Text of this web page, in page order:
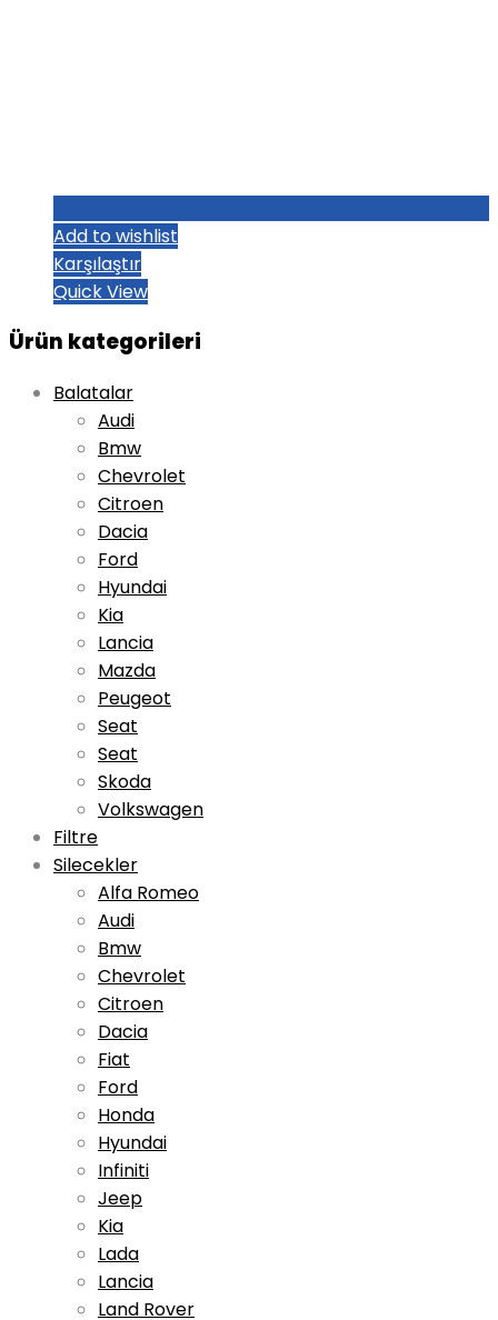
Add to wishlist
Karşılaştır
Quick View
Ürün kategorileri
Balatalar
Audi
Bmw
Chevrolet
Citroen
Dacia
Ford
Hyundai
Kia
Lancia
Mazda
Peugeot
Seat
Seat
Skoda
Volkswagen
Filtre
Silecekler
Alfa Romeo
Audi
Bmw
Chevrolet
Citroen
Dacia
Fiat
Ford
Honda
Hyundai
Infiniti
Jeep
Kia
Lada
Lancia
Land Rover